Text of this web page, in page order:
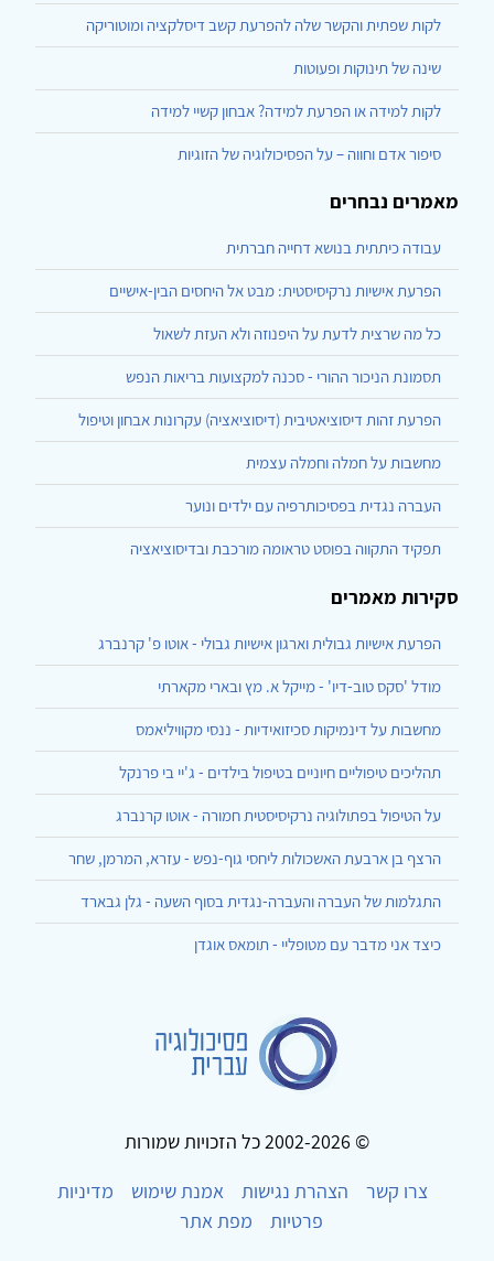
לקות שפתית והקשר שלה להפרעת קשב דיסלקציה ומוטוריקה
שינה של תינוקות ופעוטות
לקות למידה או הפרעת למידה? אבחון קשיי למידה
סיפור אדם וחווה – על הפסיכולוגיה של הזוגיות
מאמרים נבחרים
עבודה כיתתית בנושא דחייה חברתית
הפרעת אישיות נרקיסיסטית: מבט אל היחסים הבין-אישיים
כל מה שרצית לדעת על היפנוזה ולא העזת לשאול
תסמונת הניכור ההורי - סכנה למקצועות בריאות הנפש
הפרעת זהות דיסוציאטיבית (דיסוציאציה) עקרונות אבחון וטיפול
מחשבות על חמלה וחמלה עצמית
העברה נגדית בפסיכותרפיה עם ילדים ונוער
תפקיד התקווה בפוסט טראומה מורכבת ובדיסוציאציה
סקירות מאמרים
הפרעת אישיות גבולית וארגון אישיות גבולי - אוטו פ' קרנברג
מודל 'סקס טוב-דיו' - מייקל א. מץ ובארי מקארתי
מחשבות על דינמיקות סכיזואידיות - ננסי מקוויליאמס
תהליכים טיפוליים חיוניים בטיפול בילדים - ג'יי בי פרנקל
על הטיפול בפתולוגיה נרקיסיסטית חמורה - אוטו קרנברג
הרצף בן ארבעת האשכולות ליחסי גוף-נפש - עזרא, המרמן, שחר
התגלמות של העברה והעברה-נגדית בסוף השעה - גלן גבארד
כיצד אני מדבר עם מטופליי - תומאס אוגדן
© 2002-2026 כל הזכויות שמורות
צרו קשר
הצהרת נגישות אמנת שימוש
מדיניות
פרטיות
מפת אתר